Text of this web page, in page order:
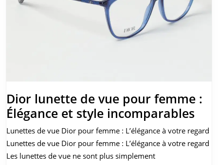
Dior lunette de vue pour femme :
Élégance et style incomparables
de
Lunettes de vue Dior pour femme : L’élégance à votre regard
Lunettes de vue Dior pour femme : L’élégance à votre regard
Les lunettes de vue ne sont plus simplement